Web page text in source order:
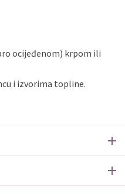
ocijeđenom) krpom ili
i izvorima topline.